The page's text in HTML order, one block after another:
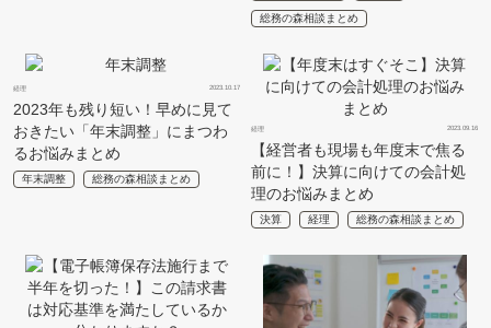
総務の森相談まとめ
経理 2023.10.17
2023年も残り短い！早めに見て
おきたい「年末調整」にまつわ
るお悩みまとめ
年末調整 総務の森相談まとめ
経理 2023.09.16
【経営者も現場も年度末で焦る
前に！】決算に向けての会計処
理のお悩みまとめ
決算 経理 総務の森相談まとめ